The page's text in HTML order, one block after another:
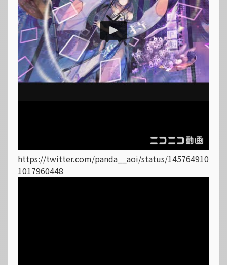
https://twitter.com/panda__aoi/status/145764910
1017960448